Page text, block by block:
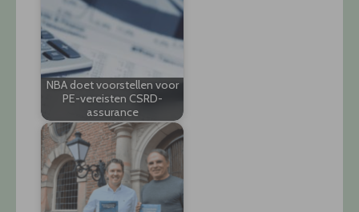
NBA doet voorstellen voor
PE-vereisten CSRD-
assurance